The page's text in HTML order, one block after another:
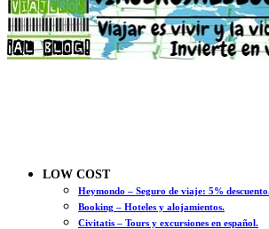
LOW COST
Heymondo – Seguro de viaje: 5%
Booking – Hoteles y alojamientos.
Civitatis – Tours y excursiones en español.